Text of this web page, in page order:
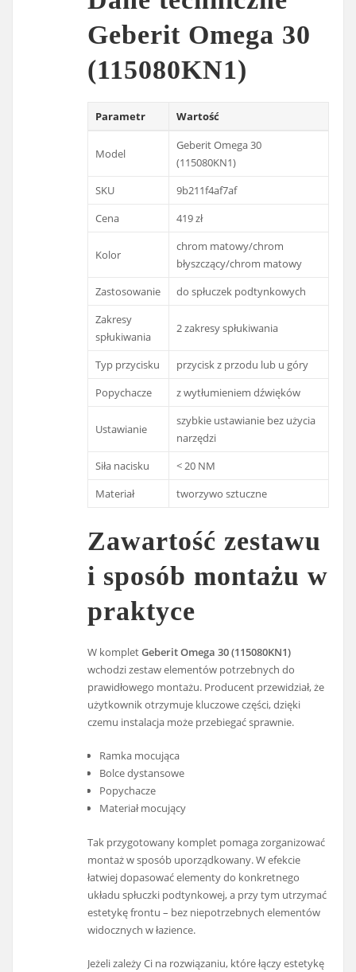
Geberit Omega 30
(115080KN1)
Parametr Wartość
Model
Geberit Omega 30
(115080KN1)
SKU
9b211f4af7af
Cena
419 zł
Kolor
chrom matowy/chrom
błyszczący/chrom matowy
Zastosowanie
do spłuczek podtynkowych
Zakresy
spłukiwania
2 zakresy spłukiwania
Typ przycisku
przycisk z przodu lub u góry
Popychacze
z wytłumieniem dźwięków
Ustawianie
szybkie ustawianie bez użycia
narzędzi
Siła nacisku
< 20 NM
Materiał
tworzywo sztuczne
Zawartość zestawu
i sposób montażu w
praktyce
W kompletGeberit Omega 30 (115080KN1)
wchodzi zestaw elementów potrzebnych do
prawidłowego montażu. Producent przewidział, że
użytkownik otrzymuje kluczowe części, dzięki
czemu instalacja może przebiegać sprawnie.
Ramka mocująca
Bolce dystansowe
Popychacze
Materiał mocujący
Tak przygotowany komplet pomaga zorganizować
montaż w sposób uporządkowany. W efekcie
łatwiej dopasować elementy do konkretnego
układu spłuczki podtynkowej, a przy tym utrzymać
estetykę frontu – bez niepotrzebnych elementów
widocznych w łazience.
Jeżeli zależy Ci na rozwiązaniu, które łączy estetykę